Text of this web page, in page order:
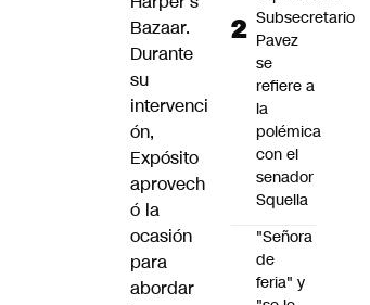
Bazaar.
Durante
su
intervenci
ón,
Expósito
aprovech
ó la
ocasión
para
abordar
Subsecretario
Pavez
se
refiere a
la
polémica
con el
senador
Squella
"Señora
de
feria" y